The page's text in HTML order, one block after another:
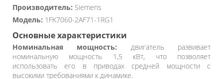
Производитель: Siemens
Модель: 1FK7060-2AF71-1RG1
Основные характеристики
Номинальная мощность: двигатель развивает
номинальную мощность 1,5 кВт, что позволяет
использовать его в приводах средней мощности с
высокими требованиями к динамике.